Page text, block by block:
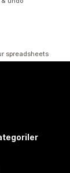
spreadsheets